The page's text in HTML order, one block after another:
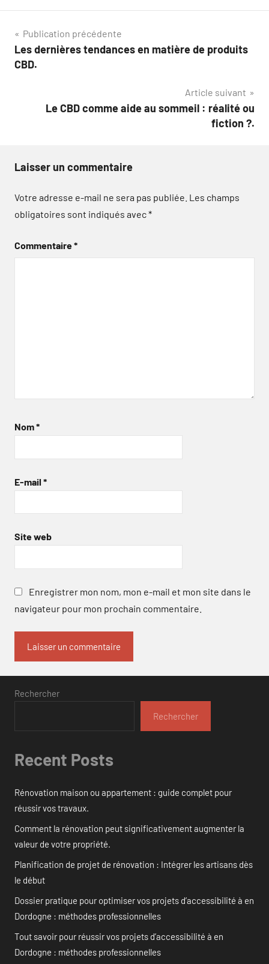
Navigation
de
Publication précédente
Les dernières tendances en matière de produits
CBD.
Article suivant
Le CBD comme aide au sommeil : réalité ou
fiction ?.
Laisser un commentaire
Votre adresse e-mail ne sera pas publiée. Les champs
obligatoires sont indiqués avec*
Commentaire*
Nom*
E-mail *
Site web
Enregistrer mon nom, mon e-mail et mon site dans le
navigateur pour mon prochain commentaire.
Rechercher
Rechercher
Recent Posts
Rénovation maison ou appartement : guide complet pour
réussir vos travaux.
Comment la rénovation peut significativement augmenter la
valeur de votre propriété.
Planification de projet de rénovation : Intégrer les artisans dès
le début
Dossier pratique pour optimiser vos projets d’accessibilité à en
Dordogne : méthodes professionnelles
Tout savoir pour réussir vos projets d’accessibilité à en
Dordogne : méthodes professionnelles